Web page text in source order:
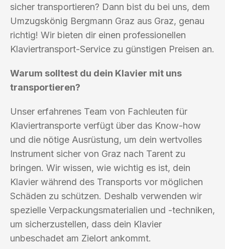
sicher transportieren? Dann bist du bei uns, dem
Umzugskönig Bergmann Graz aus Graz, genau
richtig! Wir bieten dir einen professionellen
Klaviertransport-Service zu günstigen Preisen an.
Warum solltest du dein Klavier mit uns
transportieren?
Unser erfahrenes Team von Fachleuten für
Klaviertransporte verfügt über das Know-how
und die nötige Ausrüstung, um dein wertvolles
Instrument sicher von Graz nach Tarent zu
bringen. Wir wissen, wie wichtig es ist, dein
Klavier während des Transports vor möglichen
Schäden zu schützen. Deshalb verwenden wir
spezielle Verpackungsmaterialien und -techniken,
um sicherzustellen, dass dein Klavier
unbeschadet am Zielort ankommt.